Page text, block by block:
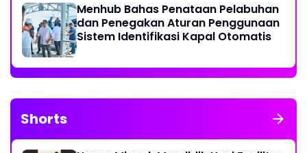
Menhub Bahas Penataan Pelabuhan
dan Penegakan Aturan Penggunaan
Sistem Identifikasi Kapal Otomatis
Shorts